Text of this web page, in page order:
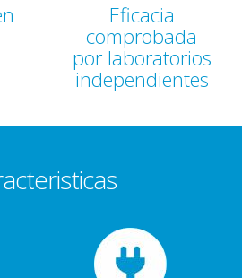
Eficacia
comprobada
por laboratorios
independientes